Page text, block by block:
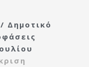
/ Δημοτικό